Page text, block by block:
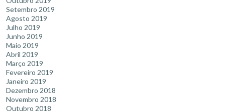
Setembro 2019
Agosto 2019
Julho 2019
Junho 2019
Maio 2019
Abril 2019
Março 2019
Fevereiro 2019
Janeiro 2019
Dezembro 2018
Novembro 2018
Outubro 2018